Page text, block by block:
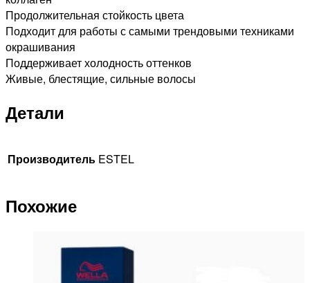
Продолжительная стойкость цвета
Подходит для работы с самыми трендовыми техниками
окрашивания
Поддерживает холодность оттенков
Живые, блестящие, сильные волосы
Детали
Производитель ESTEL
Похожие